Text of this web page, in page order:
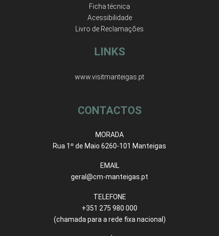
Ficha técnica
Acessibilidade
Livro de Reclamações
LINKS
www.visitmanteigas.pt
CONTACTOS
MORADA
Rua 1º de Maio 6260-101 Manteigas
EMAIL
geral@cm-manteigas.pt
TELEFONE
+351 275 980 000
(chamada para a rede fixa nacional)